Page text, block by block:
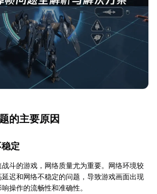
的主要原因
定
斗的游戏，网络质量尤为重要。网络环境较
迟和网络不稳定的问题，导致游戏画面出现
操作的流畅性和准确性。